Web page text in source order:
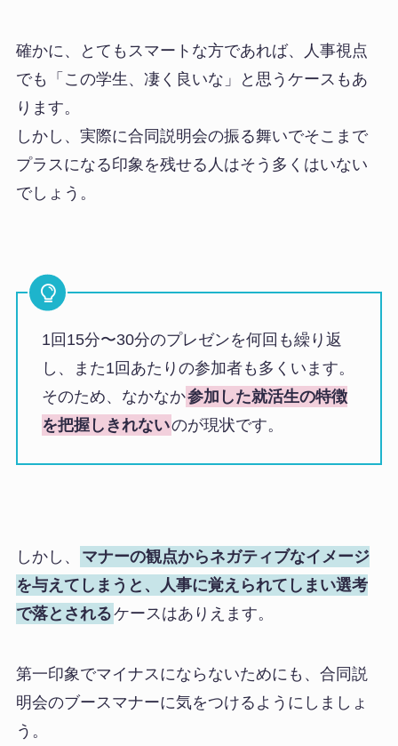
確かに、とてもスマートな方であれば、人事視点
でも「この学生、凄く良いな」と思うケースもあ
ります。
しかし、実際に合同説明会の振る舞いでそこまで
プラスになる印象を残せる人はそう多くはいない
でしょう。
1回15分〜30分のプレゼンを何回も繰り返
し、また1回あたりの参加者も多くいます。
そのため、なかなか参加した就活生の特徴
を把握しきれないのが現状です。
しかし、
マナーの観点からネガティブなイメージ
を与えてしまうと、人事に覚えられてしまい選考
で落とされるケースはありえます。
第一印象でマイナスにならないためにも、合同説
明会のブースマナーに気をつけるようにしましょ
う。